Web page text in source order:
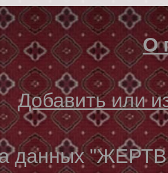
О
Добавить или
данных